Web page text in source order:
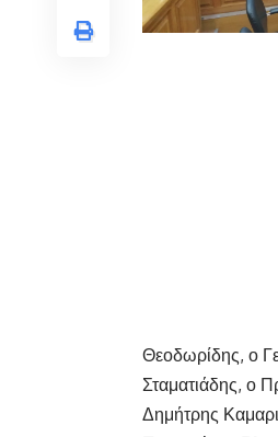
Θεοδωρίδης, ο
Σταματιάδης, ο
Δημήτρης